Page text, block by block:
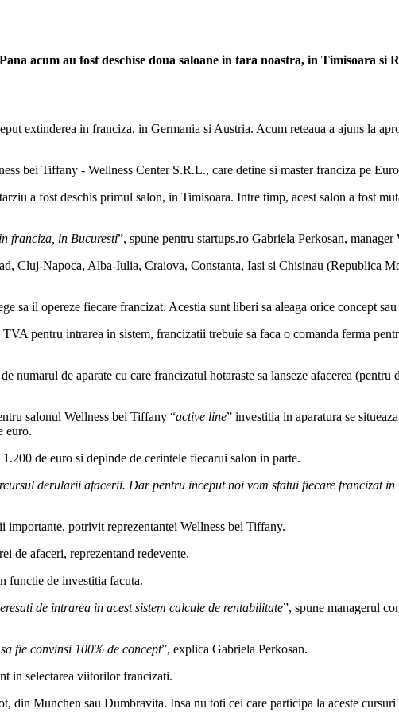
acum au fost deschise doua saloane in tara noastra, in Timisoara si
extinderea in franciza, in Germania si Austria. Acum reteaua a ajuns la
bei Tiffany - Wellness Center S.R.L., care detine si master franciza pe
a fost deschis primul salon, in Timisoara. Intre timp, acest salon a fost
franciza, in Bucuresti”, spune pentru startups.ro Gabriela Perkosan,
Cluj-Napoca, Alba-Iulia, Craiova, Constanta, Iasi si Chisinau (Republica
il opereze fiecare francizat. Acestia sunt liberi sa aleaga orice concept
pentru intrarea in sistem, francizatii trebuie sa faca o comanda ferma
de aparate cu care francizatul hotaraste sa lanseze afacerea (pentru
salonul Wellness bei Tiffany “active line” investitia in aparatura se
euro.
de euro si depinde de cerintele fiecarui salon in parte.
derularii afacerii. Dar pentru inceput noi vom sfatui fiecare francizat
importante, potrivit reprezentantei Wellness bei Tiffany.
de afaceri, reprezentand redevente.
functie de investitia facuta.
de intrarea in acest sistem calcule de rentabilitate”, spune managerul
fie convinsi 100% de concept”, explica Gabriela Perkosan.
in selectarea viitorilor francizati.
din Munchen sau Dumbravita. Insa nu toti cei care participa la aceste